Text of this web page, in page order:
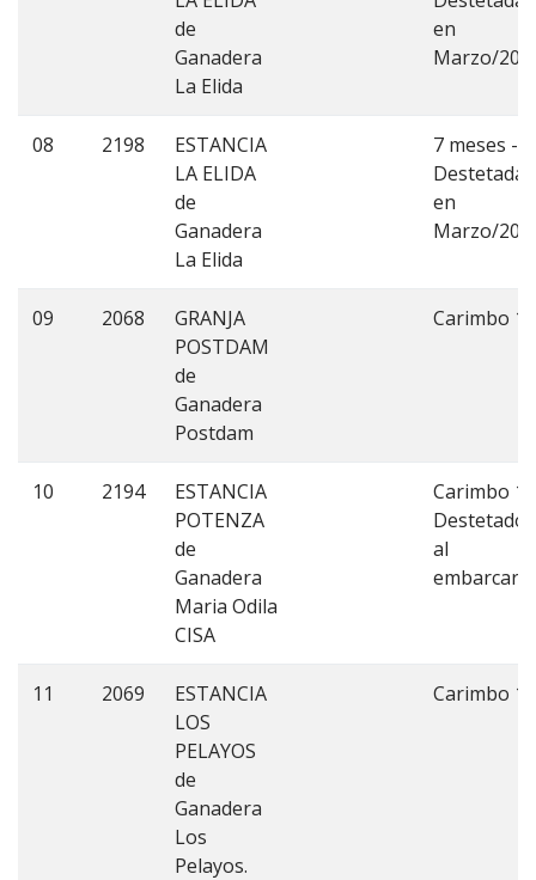
de
Ganadera
La Elida
en
Marzo/
08 2198
ESTANCIA
LA ELIDA
de
Ganadera
La Elida
7 meses -
Destetadas
en
Marzo/
09 2068
GRANJA
POSTDAM
de
Ganadera
Postdam
Carimbo 1
10 2194
ESTANCIA
POTENZA
de
Ganadera
Maria Odila
CISA
Carimbo 1.
Destetados
al
embarcar.
11 2069
ESTANCIA
LOS
PELAYOS
de
Ganadera
Los
Pelayos.
Carimbo 1.